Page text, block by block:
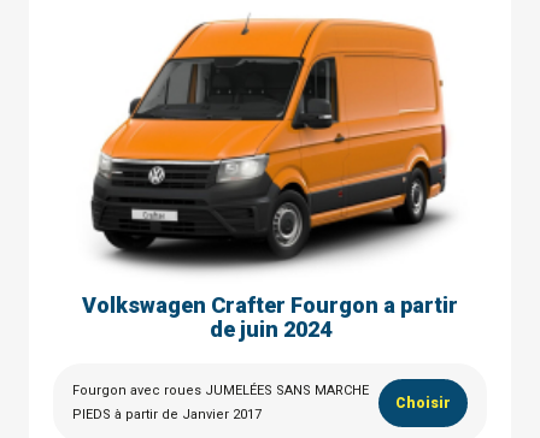
Volkswagen Crafter Fourgon a partir
de juin 2024
Fourgon avec roues JUMELÉES SANS MARCHE
PIEDS à partir de Janvier 2017
Choisir